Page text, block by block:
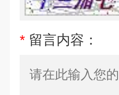
* 留言内容：